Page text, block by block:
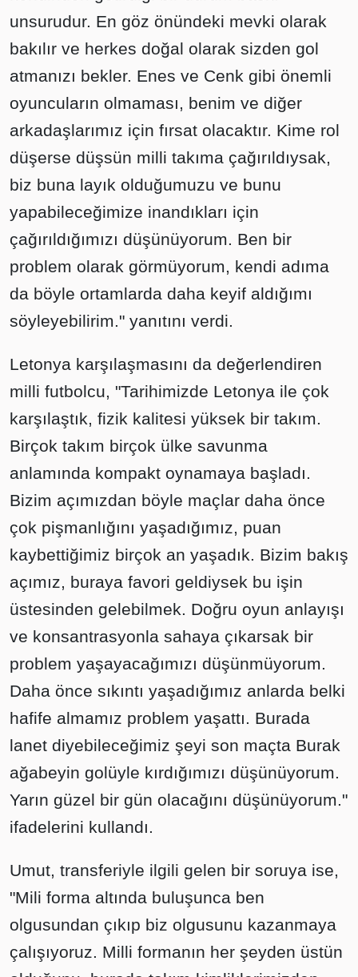
unsurudur. En göz önündeki mevki olarak
bakılır ve herkes doğal olarak sizden gol
atmanızı bekler. Enes ve Cenk gibi önemli
oyuncuların olmaması, benim ve diğer
arkadaşlarımız için fırsat olacaktır. Kime rol
düşerse düşsün milli takıma çağırıldıysak,
biz buna layık olduğumuzu ve bunu
yapabileceğimize inandıkları için
çağırıldığımızı düşünüyorum. Ben bir
problem olarak görmüyorum, kendi adıma
da böyle ortamlarda daha keyif aldığımı
söyleyebilirim." yanıtını verdi.
Letonya karşılaşmasını da değerlendiren
milli futbolcu, "Tarihimizde Letonya ile çok
karşılaştık, fizik kalitesi yüksek bir takım.
Birçok takım birçok ülke savunma
anlamında kompakt oynamaya başladı.
Bizim açımızdan böyle maçlar daha önce
çok pişmanlığını yaşadığımız, puan
kaybettiğimiz birçok an yaşadık. Bizim bakış
açımız, buraya favori geldiysek bu işin
üstesinden gelebilmek. Doğru oyun anlayışı
ve konsantrasyonla sahaya çıkarsak bir
problem yaşayacağımızı düşünmüyorum.
Daha önce sıkıntı yaşadığımız anlarda belki
hafife almamız problem yaşattı. Burada
lanet diyebileceğimiz şeyi son maçta Burak
ağabeyin golüyle kırdığımızı düşünüyorum.
Yarın güzel bir gün olacağını düşünüyorum."
ifadelerini kullandı.
Umut, transferiyle ilgili gelen bir soruya ise,
"Mili forma altında buluşunca ben
olgusundan çıkıp biz olgusunu kazanmaya
çalışıyoruz. Milli formanın her şeyden üstün